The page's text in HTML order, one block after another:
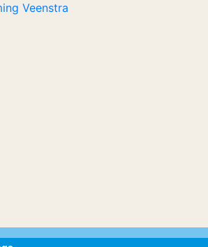
Veenstra